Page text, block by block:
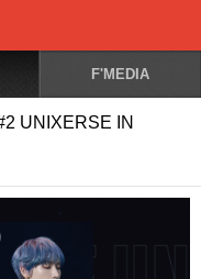
F'MEDIA
UNIXERSE IN